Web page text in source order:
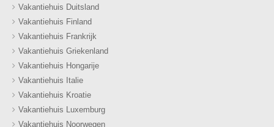
Vakantiehuis Duitsland
Vakantiehuis Finland
Vakantiehuis Frankrijk
Vakantiehuis Griekenland
Vakantiehuis Hongarije
Vakantiehuis Italie
Vakantiehuis Kroatie
Vakantiehuis Luxemburg
Vakantiehuis Noorwegen